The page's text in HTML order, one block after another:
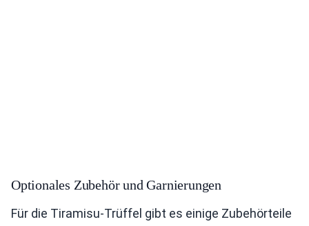
Optionales Zubehör und Garnierungen
Für die Tiramisu-Trüffel gibt es einige Zubehörteile